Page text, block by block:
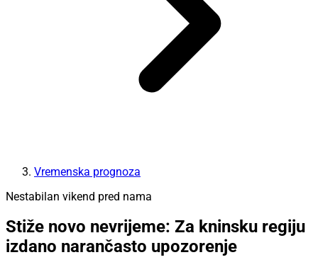
Vremenska prognoza
Nestabilan vikend pred nama
Stiže novo nevrijeme: Za kninsku regiju
izdano narančasto upozorenje